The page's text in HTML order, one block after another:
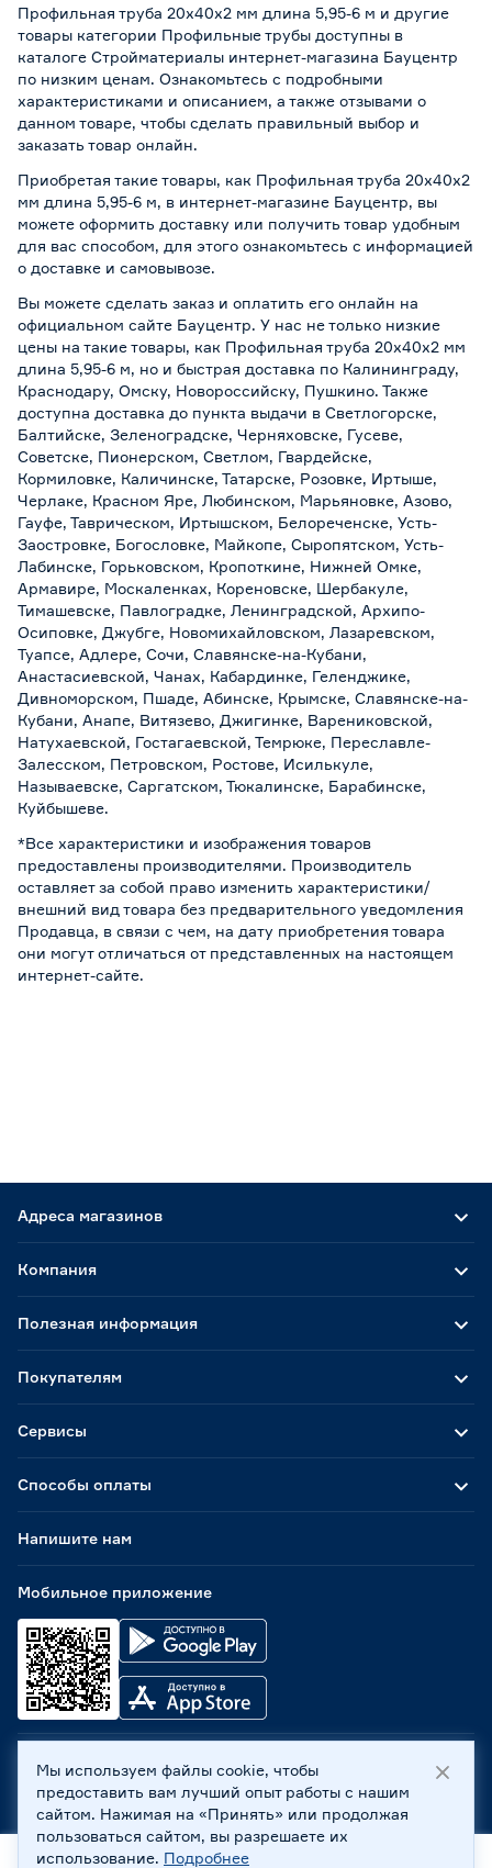
Профильная труба 20x40x2 мм длина 5,95-6 м и другие
товары категории Профильные трубы доступны в
каталоге Стройматериалы интернет-магазина Бауцентр
по низким ценам. Ознакомьтесь с подробными
характеристиками и описанием, а также отзывами о
данном товаре, чтобы сделать правильный выбор и
заказать товар онлайн.
Приобретая такие товары, как Профильная труба 20x40x2
мм длина 5,95-6 м, в интернет-магазине Бауцентр, вы
можете оформить доставку или получить товар удобным
для вас способом, для этого ознакомьтесь с информацией
о доставке и самовывозе.
Вы можете сделать заказ и оплатить его онлайн на
официальном сайте Бауцентр. У нас не только низкие
цены на такие товары, как Профильная труба 20x40x2 мм
длина 5,95-6 м, но и быстрая доставка по Калининграду,
Краснодару, Омску, Новороссийску, Пушкино. Также
доступна доставка до пункта выдачи в Светлогорске,
Балтийске, Зеленоградске, Черняховске, Гусеве,
Советске, Пионерском, Светлом, Гвардейске,
Кормиловке, Каличинске, Татарске, Розовке, Иртыше,
Черлаке, Красном Яре, Любинском, Марьяновке, Азово,
Гауфе, Таврическом, Иртышском, Белореченске, Усть-
Заостровке, Богословке, Майкопе, Сыропятском, Усть-
Лабинске, Горьковском, Кропоткине, Нижней Омке,
Армавире, Москаленках, Кореновске, Шербакуле,
Тимашевске, Павлоградке, Ленинградской, Архипо-
Осиповке, Джубге, Новомихайловском, Лазаревском,
Туапсе, Адлере, Сочи, Славянске-на-Кубани,
Анастасиевской, Чанах, Кабардинке, Геленджике,
Дивноморском, Пшаде, Абинске, Крымске, Славянске-на-
Кубани, Анапе, Витязево, Джигинке, Варениковской,
Натухаевской, Гостагаевской, Темрюке, Переславле-
Залесском, Петровском, Ростове, Исилькуле,
Называевске, Саргатском, Тюкалинске, Барабинске,
Куйбышеве.
*Все характеристики и изображения товаров
предоставлены производителями. Производитель
оставляет за собой право изменить характеристики/
внешний вид товара без предварительного уведомления
Продавца, в связи с чем, на дату приобретения товара
они могут отличаться от представленных на настоящем
интернет-сайте.
Адреса магазинов
Способы оплаты
Мобильное приложение
Компания
Полезная информация
Покупателям
Сервисы
Напишите нам
ООО «Бауцентр Рус» 2004 -2026, 236029, г. Калининград,
ул. А.Невского, 205. ИНН 7702596813, КПП 390601001 ©
Все права защищены
Политика обработки персональных данных
Мы используем файлы cookie, чтобы
предоставить вам лучший опыт работы с нашим
сайтом. Нажимая на «Принять» или продолжая
пользоваться сайтом, вы разрешаете их
использование. Подробнее